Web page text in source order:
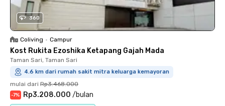
360
Coliving • Campur
Kost Rukita Ezoshika Ketapang Gajah Mada
Taman Sari, Taman Sari
4.6 km dari rumah sakit mitra keluarga kemayoran
mulai dari Rp3.468.000
-7% Rp3.208.000 /bulan